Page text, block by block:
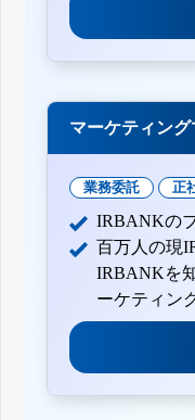
マーケティン
業務委託 正
IRBANKの
百万人の現
IRBANKを
ーケティン